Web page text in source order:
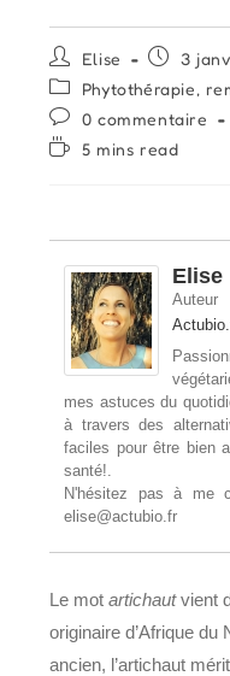
Auteur/autrice
de
publication :
Elise
publiée :
3
Post
category:
Phytothérapie,
Commentaires
de
la
0 commentaire
Temps5 mins read
Elise
Auteur
mes astuces du
à travers des
faciles pour être bien
santé!.
N'hésitez pas à me
elise@actubio.fr
Le motartichautvient
originaire d’Afrique du
ancien, l’artichaut